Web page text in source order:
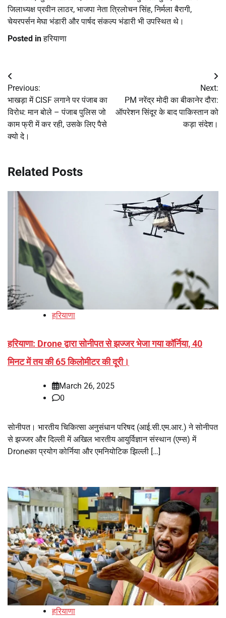
जिलाध्यक्ष प्रवीन लाठर, भाजपा नेता त्रिलोचन सिंह, निर्मला बैरागी,
चेयरपर्सन मेघा भंडारी और पार्षद संकल्प भंडारी भी उपस्थित थे।
Posted inहरियाणा
Post
navigation
Previous:
भाखड़ा में CISF लगाने पर पंजाब का
विरोध: मान बोले – पंजाब पुलिस जो
काम फ्री में कर रही, उसके लिए पैसे
क्यो दे।
Next:
PM नरेंद्र मोदी का बीकानेर दौरा:
ऑपरेशन सिंदूर के बाद पाकिस्तान को
कड़ा संदेश।
Related Posts
हरियाणा
हरियाणा: Drone द्वारा सोनीपत से झज्जर भेजा गया कॉर्निया, 40
मिनट में तय की 65 किलोमीटर की दूरी।
March 26, 2025
0
सोनीपत। भारतीय चिकित्सा अनुसंधान परिषद (आई.सी.एम.आर.) ने सोनीपत
से झज्जर और दिल्ली में अखिल भारतीय आयुर्विज्ञान संस्थान (एम्स) में
Droneका प्रयोग कोर्निया और एमनियोटिक झिल्ली […]
हरियाणा